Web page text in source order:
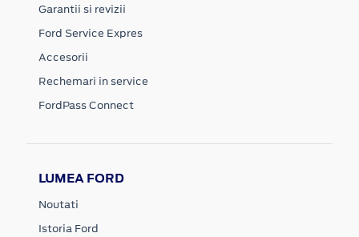
Garantii si revizii
Ford Service Expres
Accesorii
Rechemari in service
FordPass Connect
LUMEA FORD
Noutati
Istoria Ford